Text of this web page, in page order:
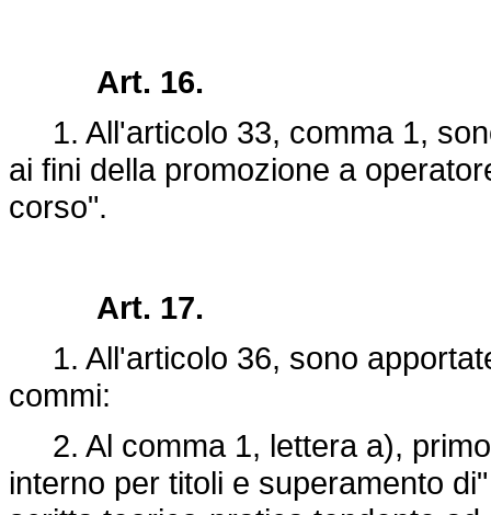
Art. 16.
1. All'articolo 33, comma 1,
ai fini della promozione a
corso".
Art. 17.
1. All'articolo 36, sono
commi:
2. Al comma 1, lettera a),
interno per titoli e superamento